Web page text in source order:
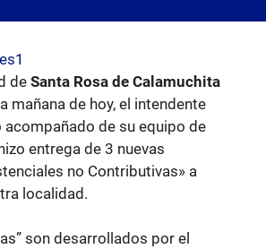
de Santa Rosa de Calamuchita
mañana de hoy, el intendente
acompañado de su equipo de
entrega de 3 nuevas
no Contributivas» a
localidad.
son desarrollados por el